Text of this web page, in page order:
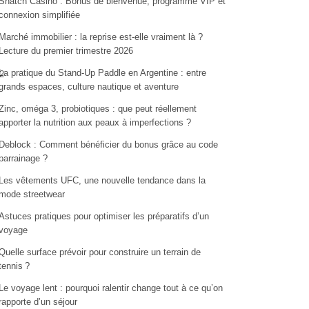
simplifiée
immobilier : la reprise est-elle vraiment là ?
du premier trimestre 2026
pratique du Stand-Up Paddle en Argentine : entre
espaces, culture nautique et aventure
oméga 3, probiotiques : que peut réellement
la nutrition aux peaux à imperfections ?
: Comment bénéficier du bonus grâce au code
?
vêtements UFC, une nouvelle tendance dans la
streetwear
pratiques pour optimiser les préparatifs d’un
surface prévoir pour construire un terrain de
?
voyage lent : pourquoi ralentir change tout à ce qu’on
d’un séjour